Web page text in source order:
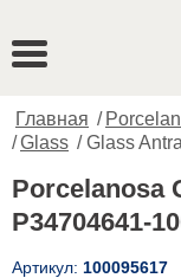
Главная /
/Glass / Glass
Porcelanosa
P34704641-
Артикул: 100095617